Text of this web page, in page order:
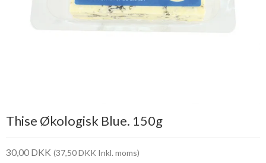
Thise Økologisk Blue. 150g
30,00 DKK (37,50 DKK Inkl. moms)